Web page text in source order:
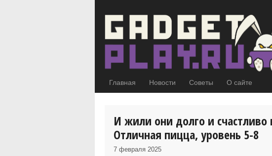
Главная Новости Советы О сайте
И жили они долго и
Отличная пицца, уровень 5-8
7 февраля 2025